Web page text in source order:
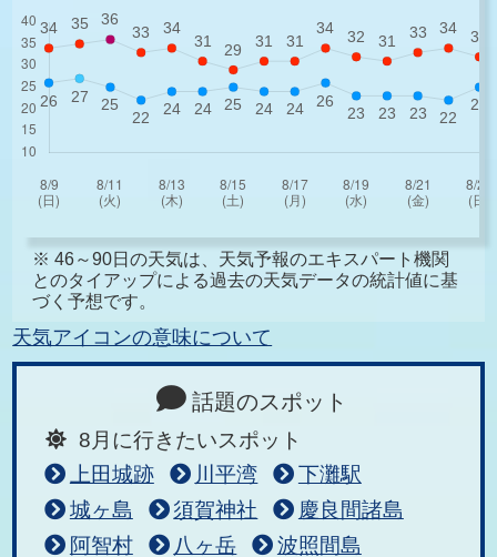
※ 46～90日の天気は、天気予報のエキスパート機関
とのタイアップによる過去の天気データの統計値に基
づく予想です。
天気アイコンの意味について
話題のスポット
8月に行きたいスポット
上田城跡
川平湾
下灘駅
城ヶ島
須賀神社
慶良間諸島
阿智村
八ヶ岳
波照間島